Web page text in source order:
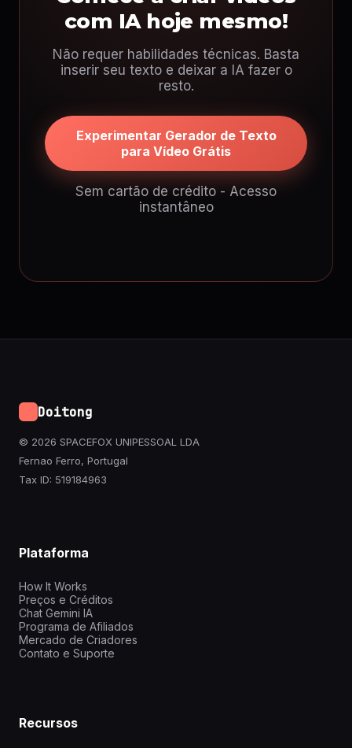
com IA hoje mesmo!
Não requer habilidades técnicas. Basta
inserir seu texto e deixar a IA fazer o
resto.
Experimentar Gerador de Texto
para Vídeo Grátis
Sem cartão de crédito - Acesso
instantâneo
Doitong
© 2026 SPACEFOX UNIPESSOAL LDA
Fernao Ferro, Portugal
Tax ID: 519184963
Plataforma
How It Works
Preços e Créditos
Chat Gemini IA
Programa de Afiliados
Mercado de Criadores
Contato e Suporte
Recursos